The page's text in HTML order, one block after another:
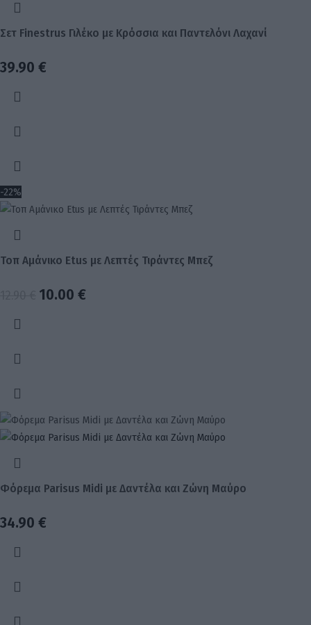
Σετ Finestrus Γιλέκο με Κρόσσια και Παντελόνι Λαχανί
39.90 €
-22%
Τοπ Αμάνικο Etus με Λεπτές Τιράντες Μπεζ
10.00 €
Φόρεμα Parisus Midi με Δαντέλα και Ζώνη Μαύρο
34.90 €